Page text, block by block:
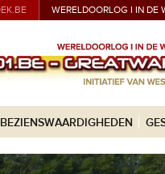
WERELDOORLOG I IN DE
BEZIENSWAARDIGHEDEN